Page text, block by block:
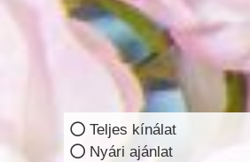
Teljes kínálat
Nyári ajánlat